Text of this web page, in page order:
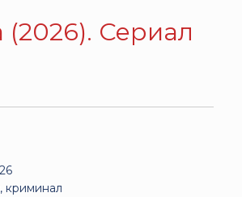
Сериал
криминал